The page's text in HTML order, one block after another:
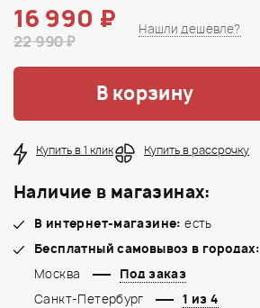
16 990 ₽
22 990 ₽
Нашли дешевле?
В корзину
Купить в 1 клик Купить в рассрочку
Наличие в магазинах:
В интернет-магазине: есть
Бесплатный самовывоз в городах:
Москва
Под заказ
Санкт-Петербург
1 из 4